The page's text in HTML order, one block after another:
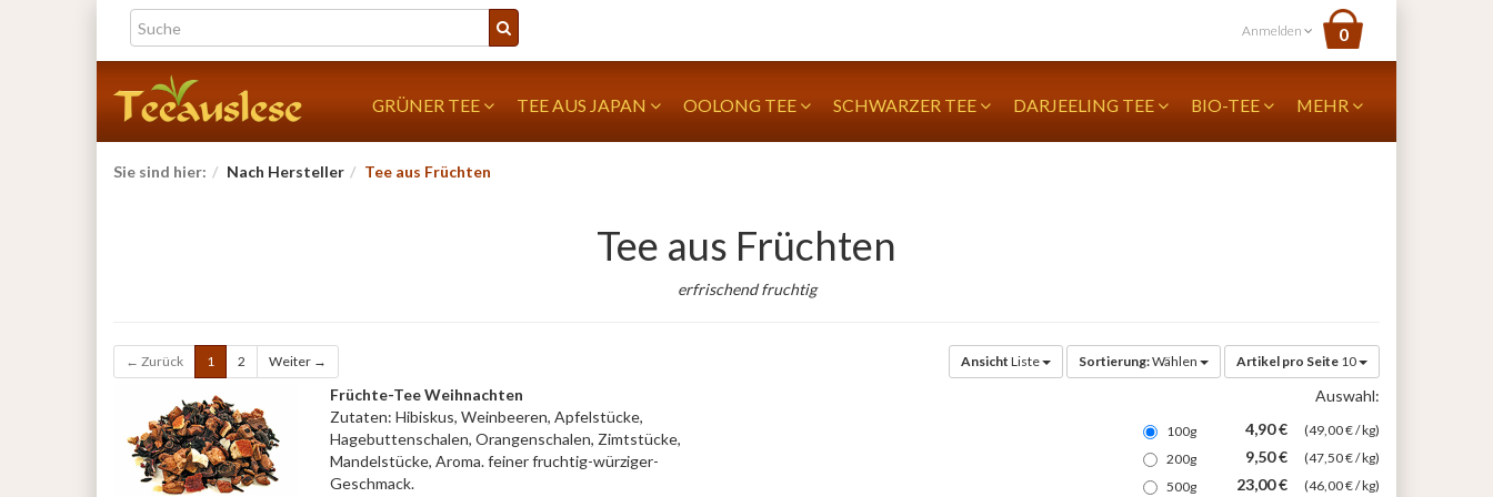
Anmelden 0
GRÜNER TEE TEE AUS JAPAN OOLONG TEE SCHWARZER TEE DARJEELING TEE BIO-TEE MEHR
Sie sind hier: Nach Hersteller Tee aus Früchten
Tee aus Früchten
erfrischend fruchtig
← Zurück 1 2 Weiter → Ansicht Liste Sortierung:Wählen Artikel pro Seite 10
Früchte-Tee Weihnachten
Zutaten: Hibiskus, Weinbeeren, Apfelstücke,
Hagebuttenschalen, Orangenschalen, Zimtstücke,
Mandelstücke, Aroma. feiner fruchtig-würziger-
Geschmack.
Auswahl:
100g 4,90 €
(49,00 € / kg)
200g
9,50 €
(47,50 € / kg)
500g
23,00 € (46,00 € / kg)